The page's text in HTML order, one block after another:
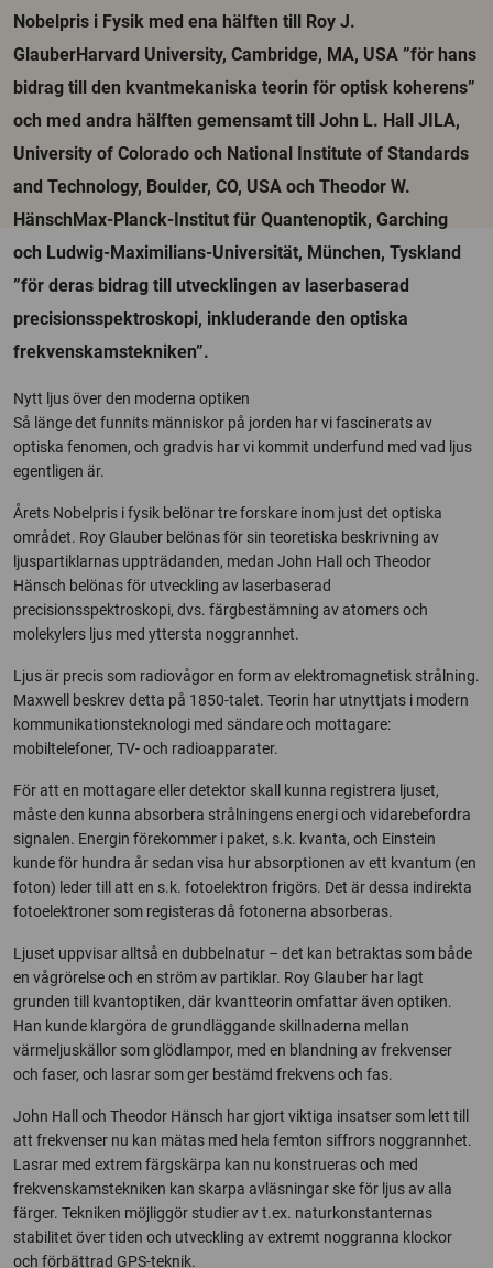
Nobelpris i Fysik med ena hälften till Roy J.
GlauberHarvard University, Cambridge, MA, USA ”för hans
bidrag till den kvantmekaniska teorin för optisk koherens”
och med andra hälften gemensamt till John L. Hall JILA,
University of Colorado och National Institute of Standards
and Technology, Boulder, CO, USA och Theodor W.
HänschMax-Planck-Institut für Quantenoptik, Garching
och Ludwig-Maximilians-Universität, München, Tyskland
”för deras bidrag till utvecklingen av laserbaserad
precisionsspektroskopi, inkluderande den optiska
frekvenskamstekniken”.
Nytt ljus över den moderna optiken
Så länge det funnits människor på jorden har vi fascinerats av
optiska fenomen, och gradvis har vi kommit underfund med vad ljus
egentligen är.
Årets Nobelpris i fysik belönar tre forskare inom just det optiska
området. Roy Glauber belönas för sin teoretiska beskrivning av
ljuspartiklarnas uppträdanden, medan John Hall och Theodor
Hänsch belönas för utveckling av laserbaserad
precisionsspektroskopi, dvs. färgbestämning av atomers och
molekylers ljus med yttersta noggrannhet.
Ljus är precis som radiovågor en form av elektromagnetisk strålning.
Maxwell beskrev detta på 1850-talet. Teorin har utnyttjats i modern
kommunikationsteknologi med sändare och mottagare:
mobiltelefoner, TV- och radioapparater.
För att en mottagare eller detektor skall kunna registrera ljuset,
måste den kunna absorbera strålningens energi och vidarebefordra
signalen. Energin förekommer i paket, s.k. kvanta, och Einstein
kunde för hundra år sedan visa hur absorptionen av ett kvantum (en
foton) leder till att en s.k. fotoelektron frigörs. Det är dessa indirekta
fotoelektroner som registeras då fotonerna absorberas.
Ljuset uppvisar alltså en dubbelnatur – det kan betraktas som både
en vågrörelse och en ström av partiklar. Roy Glauber har lagt
grunden till kvantoptiken, där kvantteorin omfattar även optiken.
Han kunde klargöra de grundläggande skillnaderna mellan
värmeljuskällor som glödlampor, med en blandning av frekvenser
och faser, och lasrar som ger bestämd frekvens och fas.
John Hall och Theodor Hänsch har gjort viktiga insatser som lett till
att frekvenser nu kan mätas med hela femton siffrors noggrannhet.
Lasrar med extrem färgskärpa kan nu konstrueras och med
frekvenskamstekniken kan skarpa avläsningar ske för ljus av alla
färger. Tekniken möjliggör studier av t.ex. naturkonstanternas
stabilitet över tiden och utveckling av extremt noggranna klockor
och förbättrad GPS-teknik.